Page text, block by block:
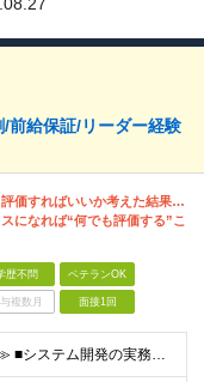
前給保証/リーダー経験
価すればいいか考えた結果…
になれば“何でも評価する”こ
歴不問 ベテランOK
複数月 面接1回
≪20～40代が活躍中！≫ ■システム開発の実務経験をお持ちの方(言語・年数・上流経験不問) ■学歴不問 ★PM・PL経験者はもちろん、「これからステップアップしたい」という方も歓迎します！ ≪こん